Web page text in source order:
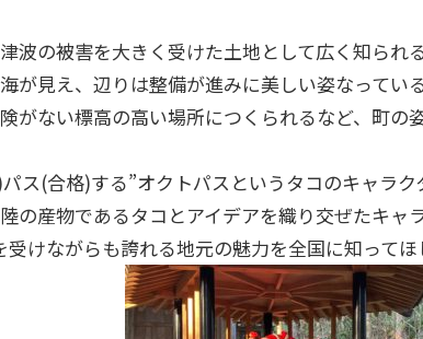
波の被害を大きく受けた土地として広く知られ
が見え、辺りは整備が進みに美しい姿なってい
がない標高の高い場所につくられるなど、町の
ス(合格)する”オクトパスというタコのキャラ
の産物であるタコとアイデアを織り交ぜたキャ
けながらも誇れる地元の魅力を全国に知ってほ